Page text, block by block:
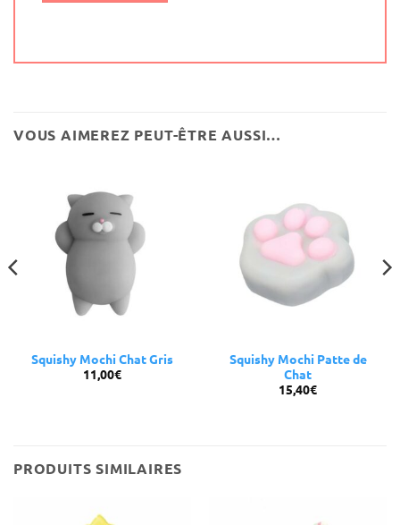
VOUS AIMEREZ PEUT-ÊTRE AUSSI…
Squishy Mochi Chat Gris
11,00€
Squishy Mochi Patte de
Chat
15,40€
PRODUITS SIMILAIRES